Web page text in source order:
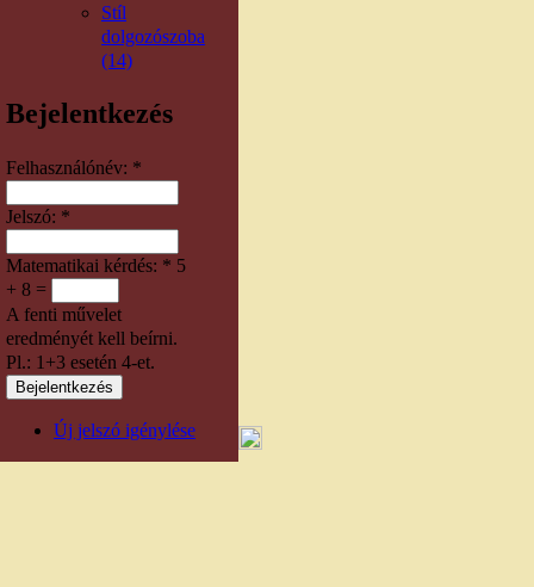
Stíl
dolgozószoba
(14)
Bejelentkezés
Felhasználónév: *
Jelszó: *
Matematikai kérdés: * 5
+ 8 =
A fenti művelet
eredményét kell beírni.
Pl.: 1+3 esetén 4-et.
Új jelszó igénylése